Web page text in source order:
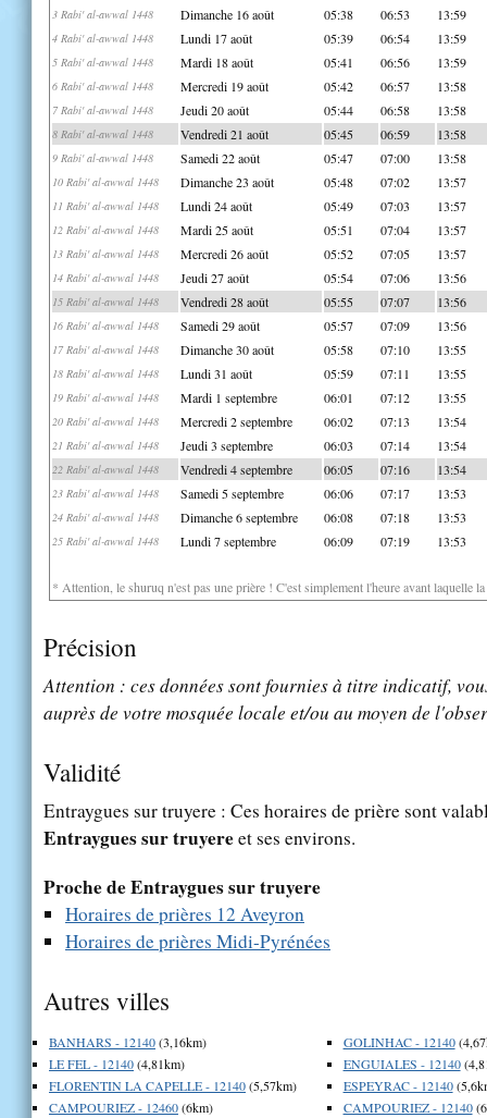
3 Rabi' al-awwal 1448 Dimanche 16 août 05:38 06:53 13:59
4 Rabi' al-awwal 1448 Lundi 17 août 05:39 06:54 13:59
5 Rabi' al-awwal 1448 Mardi 18 août 05:41 06:56 13:59
6 Rabi' al-awwal 1448 Mercredi 19 août 05:42 06:57 13:58
7 Rabi' al-awwal 1448 Jeudi 20 août 05:44 06:58 13:58
8 Rabi' al-awwal 1448 Vendredi 21 août 05:45 06:59 13:58
9 Rabi' al-awwal 1448 Samedi 22 août 05:47 07:00 13:58
10 Rabi' al-awwal 1448 Dimanche 23 août 05:48 07:02 13:57
11 Rabi' al-awwal 1448 Lundi 24 août 05:49 07:03 13:57
12 Rabi' al-awwal 1448 Mardi 25 août 05:51 07:04 13:57
13 Rabi' al-awwal 1448 Mercredi 26 août 05:52 07:05 13:57
14 Rabi' al-awwal 1448 Jeudi 27 août 05:54 07:06 13:56
15 Rabi' al-awwal 1448 Vendredi 28 août 05:55 07:07 13:56
16 Rabi' al-awwal 1448 Samedi 29 août 05:57 07:09 13:56
17 Rabi' al-awwal 1448 Dimanche 30 août 05:58 07:10 13:55
18 Rabi' al-awwal 1448 Lundi 31 août 05:59 07:11 13:55
19 Rabi' al-awwal 1448 Mardi 1 septembre 06:01 07:12 13:55
20 Rabi' al-awwal 1448 Mercredi 2 septembre 06:02 07:13 13:54
21 Rabi' al-awwal 1448 Jeudi 3 septembre 06:03 07:14 13:54
22 Rabi' al-awwal 1448 Vendredi 4 septembre 06:05 07:16 13:54
23 Rabi' al-awwal 1448 Samedi 5 septembre 06:06 07:17 13:53
24 Rabi' al-awwal 1448 Dimanche 6 septembre 06:08 07:18 13:53
25 Rabi' al-awwal 1448 Lundi 7 septembre 06:09 07:19 13:53
* Attention, le shuruq n'est pas une prière ! C'est simplement l'heure avant laquelle
Précision
Attention : ces données sont fournies à titre indicatif,
auprès de votre mosquée locale et/ou au moyen de
Validité
Entraygues sur truyere : Ces horaires de prière sont
Entraygues sur truyereet ses environs.
Proche de Entraygues sur truyere
Horaires de prières 12 Aveyron
Horaires de prières Midi-Pyrénées
Autres villes
BANHARS - 12140(3,16km)
LE FEL - 12140(4,81km)
FLORENTIN LA CAPELLE - 12140(5,57km)
CAMPOURIEZ - 12460(6km)
GOLINHAC - 12140
ENGUIALES - 12140
ESPEYRAC - 12140
CAMPOURIEZ - 12140